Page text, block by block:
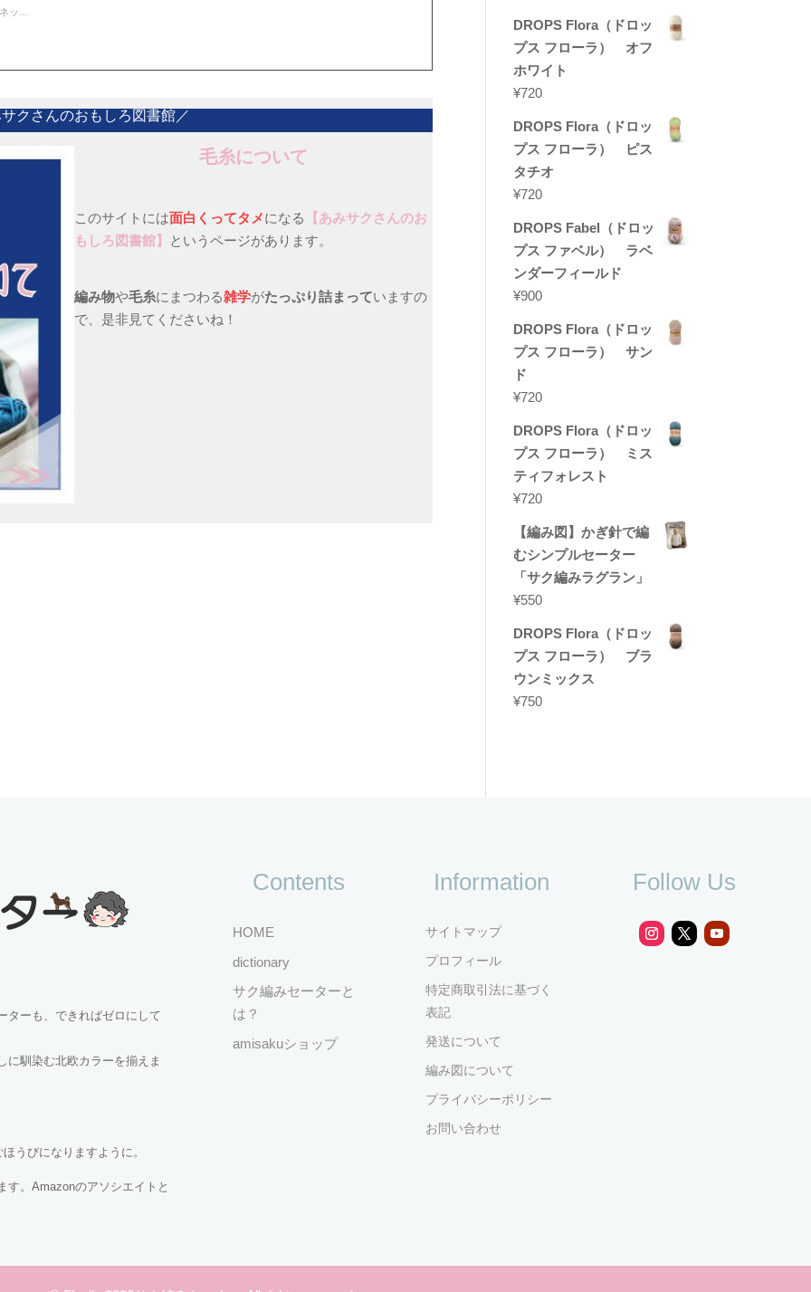
ッ…
クさんのおもしろ図書館／
毛糸について
このサイトには面白くってタメになる
【あみサクさんのお
もしろ図書館】
というページがあります。
編み物や毛糸にまつわる雑学がたっぷり詰まっていますの
で、是非見てくださいね！
DROPS Flora（ドロッ
プス フローラ） オフ
ホワイト
¥720
DROPS Flora（ドロッ
プス フローラ） ピス
タチオ
¥720
DROPS Fabel（ドロッ
プス ファベル） ラベ
ンダーフィールド
¥900
DROPS Flora（ドロッ
プス フローラ） サン
ド
¥720
DROPS Flora（ドロッ
プス フローラ） ミス
ティフォレスト
¥720
【編み図】かぎ針で編
むシンプルセーター
「サク編みラグラン」
¥550
DROPS Flora（ドロッ
プス フローラ） ブラ
ウンミックス
¥750
ターも、できればゼロにして
に馴染む北欧カラーを揃えま
うびになりますように。
。Amazonのアソシエイトと
Contents
HOME
dictionary
サク編みセーターと
は？
amisakuショップ
Information
サイトマップ
プロフィール
特定商取引法に基づく
表記
発送について
編み図について
プライバシーポリシー
お問い合わせ
Follow Us